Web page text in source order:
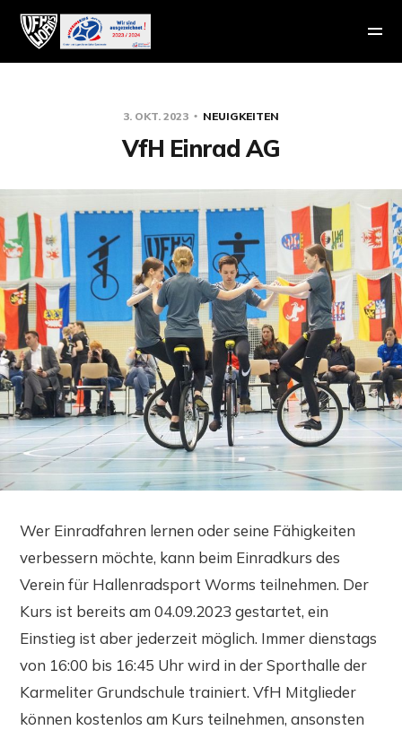
3. OKT. 2023 NEUIGKEITEN
VfH Einrad AG
Wer Einradfahren lernen oder seine Fähigkeiten
verbessern möchte, kann beim Einradkurs des
Verein für Hallenradsport Worms teilnehmen. Der
Kurs ist bereits am 04.09.2023 gestartet, ein
Einstieg ist aber jederzeit möglich. Immer dienstags
von 16:00 bis 16:45 Uhr wird in der Sporthalle der
Karmeliter Grundschule trainiert. VfH Mitglieder
können kostenlos am Kurs teilnehmen, ansonsten